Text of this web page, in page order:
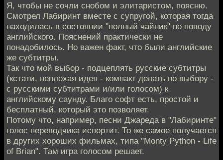
Я, чтобы не сочли снобом и элитаристом, поясню.
Смотрел Лабиринт вместе с супругой, которая тогда
находилась в состоянии "полный чайник" по поводу
английского. Пояснений практически не
понадобилось. Но важен факт, что были английские
же субтитры.
Так что мой выбор - подцеплять русские субтитры
(кстати, неплохая идея - компакт делать по выбору -
с русскими субтитрами и/или голосом) к
английскому саунду. Благо софт есть, простой и
бесплатный, который это позволяет.
Потому что, например, песни Джареда в "Лабиринте"
голос переводчика испортит. То же самое получается
в других хороших фильмах, типа "Monty Python - Life
of Brian". Там игра голосом решает.